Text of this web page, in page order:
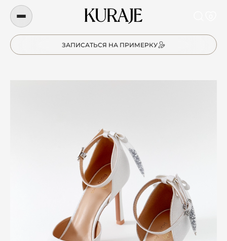
ЗАПИСАТЬСЯ НА ПРИМЕРКУ